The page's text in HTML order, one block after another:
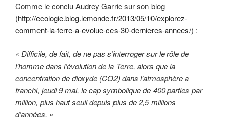
Comme le conclu Audrey Garric sur son blog
(http://ecologie.blog.lemonde.fr/2013/05/10/explorez-
comment-la-terre-a-evolue-ces-30-dernieres-annees/) :
« Difficile, de fait, de ne pas s’interroger sur le rôle de
l’homme dans l’évolution de la Terre, alors que la
concentration de dioxyde (CO2) dans l’atmosphère a
franchi, jeudi 9 mai, le cap symbolique de 400 parties par
million, plus haut seuil depuis plus de 2,5 millions
d’années. »